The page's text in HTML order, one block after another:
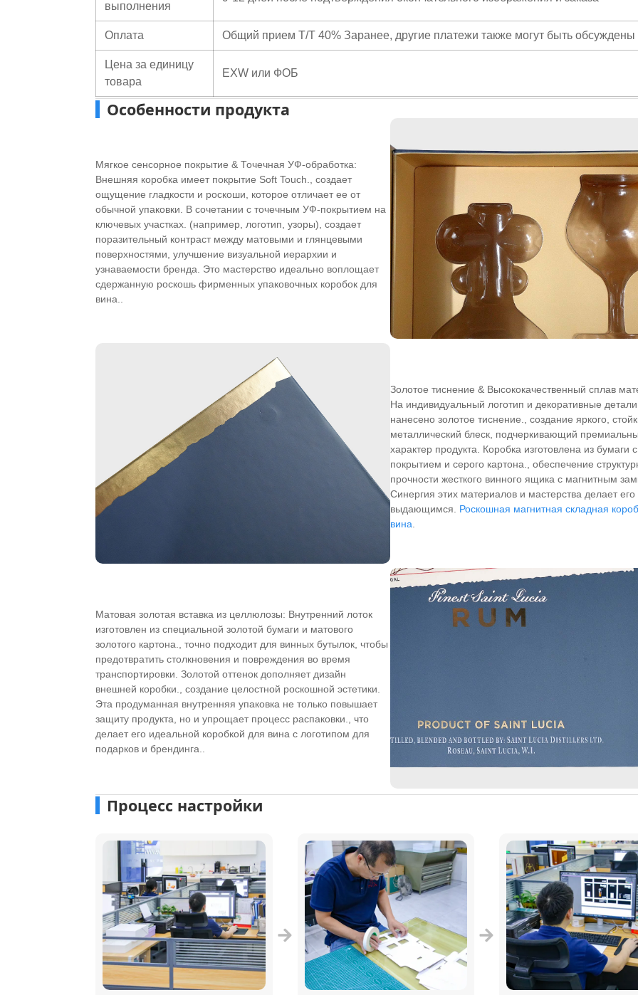
выполнения
Оплата Общий прием T/T 40% Заранее, другие платежи также могут быть обсуждены
Цена за единицу
товара
EXW или ФОБ
Особенности продукта
Мягкое сенсорное покрытие & Точечная УФ-обработка:
Внешняя коробка имеет покрытие Soft Touch., создает
ощущение гладкости и роскоши, которое отличает ее от
обычной упаковки. В сочетании с точечным УФ-покрытием на
ключевых участках. (например, логотип, узоры), создает
поразительный контраст между матовыми и глянцевыми
поверхностями, улучшение визуальной иерархии и
узнаваемости бренда. Это мастерство идеально воплощает
сдержанную роскошь фирменных упаковочных коробок для
вина..
Золотое тиснение & Высококачественный сплав
На индивидуальный логотип и декоративные детали
нанесено золотое тиснение., создание яркого,
металлический блеск, подчеркивающий
характер продукта. Коробка изготовлена ​​из бумаги
покрытием и серого картона., обеспечение
прочности жесткого винного ящика с магнитным
Синергия этих материалов и мастерства делает его
выдающимся. Роскошная магнитная складная
вина
Матовая золотая вставка из целлюлозы: Внутренний лоток
изготовлен из специальной золотой бумаги и матового
золотого картона., точно подходит для винных бутылок, чтобы
предотвратить столкновения и повреждения во время
транспортировки. Золотой оттенок дополняет дизайн
внешней коробки., создание целостной роскошной эстетики.
Эта продуманная внутренняя упаковка не только повышает
защиту продукта, но и упрощает процесс распаковки., что
делает его идеальной коробкой для вина с логотипом для
подарков и брендинга..
Процесс настройки